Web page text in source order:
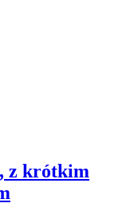
z krótkim